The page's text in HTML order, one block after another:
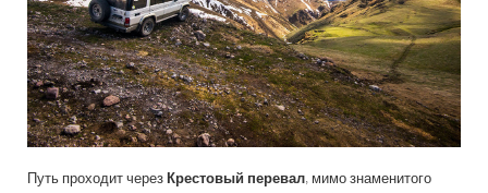
Путь проходит через Крестовый перевал, мимо знаменитого